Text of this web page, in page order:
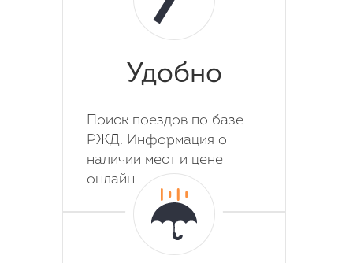
Удобно
Поиск поездов по базе
РЖД. Информация о
наличии мест и цене
онлайн